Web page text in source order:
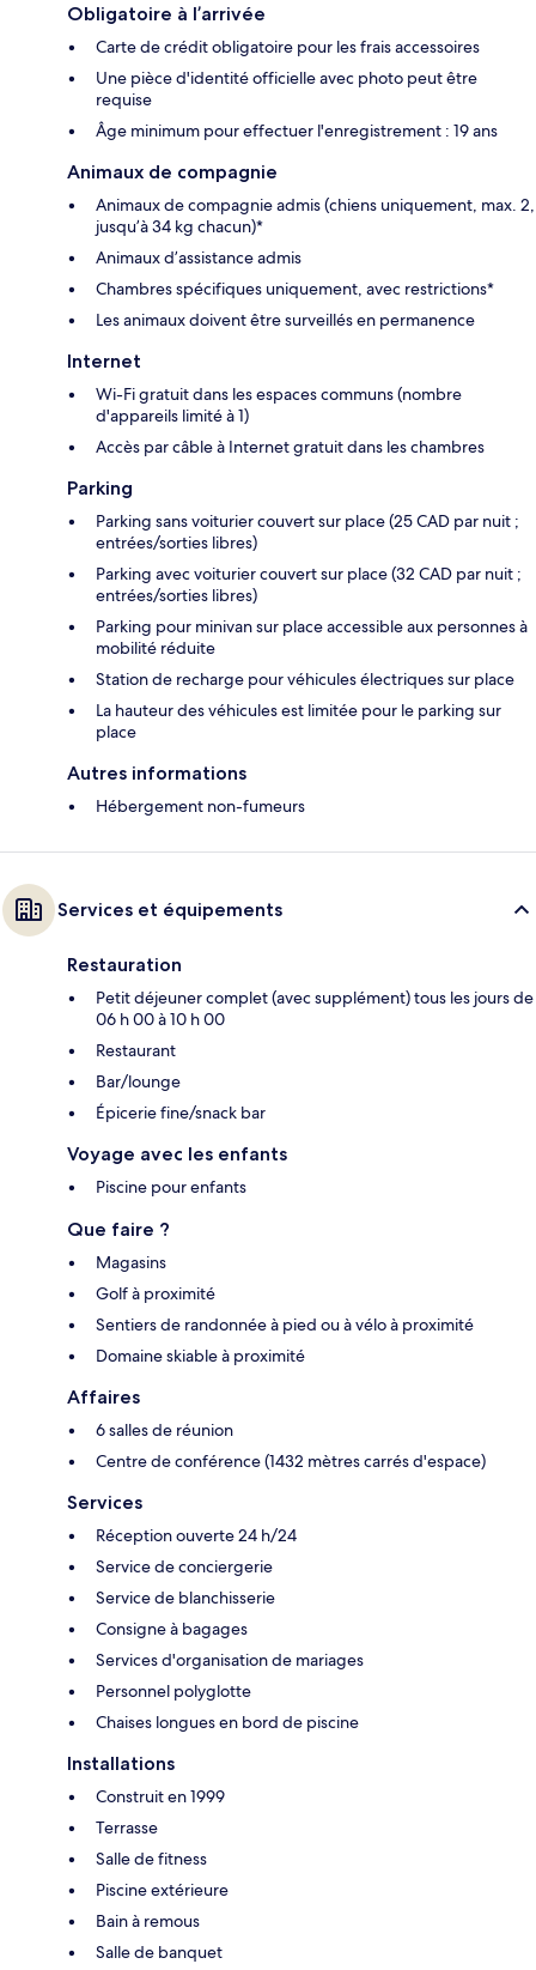
Obligatoire à l’arrivée
Carte de crédit obligatoire pour les frais accessoires
Une pièce d'identité officielle avec photo peut être
requise
Âge minimum pour effectuer l'enregistrement : 19 ans
Animaux de compagnie
Animaux de compagnie admis (chiens uniquement, max. 2,
jusqu’à 34 kg chacun)*
Animaux d’assistance admis
Chambres spécifiques uniquement, avec restrictions*
Les animaux doivent être surveillés en permanence
Internet
Wi-Fi gratuit dans les espaces communs (nombre
d'appareils limité à 1)
Accès par câble à Internet gratuit dans les chambres
Parking
Parking sans voiturier couvert sur place (25 CAD par nuit ;
entrées/sorties libres)
Parking avec voiturier couvert sur place (32 CAD par nuit ;
entrées/sorties libres)
Parking pour minivan sur place accessible aux personnes à
mobilité réduite
Station de recharge pour véhicules électriques sur place
La hauteur des véhicules est limitée pour le parking sur
place
Autres informations
Hébergement non-fumeurs
Services et équipements
Restauration
Petit déjeuner complet (avec supplément) tous les jours de
06 h 00 à 10 h 00
Restaurant
Bar/lounge
Épicerie fine/snack bar
Voyage avec les enfants
Piscine pour enfants
Que faire ?
Magasins
Golf à proximité
Sentiers de randonnée à pied ou à vélo à proximité
Domaine skiable à proximité
Affaires
6 salles de réunion
Centre de conférence (1432 mètres carrés d'espace)
Services
Réception ouverte 24 h/24
Service de conciergerie
Service de blanchisserie
Consigne à bagages
Services d'organisation de mariages
Personnel polyglotte
Chaises longues en bord de piscine
Installations
Construit en 1999
Terrasse
Salle de fitness
Piscine extérieure
Bain à remous
Salle de banquet